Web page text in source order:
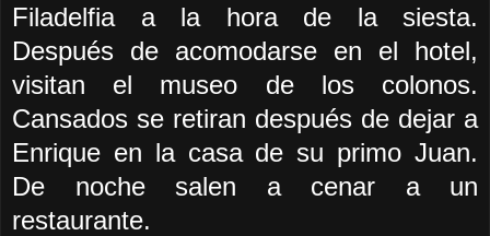
Filadelfia a la hora de la siesta.
Después de acomodarse en el hotel,
visitan el museo de los colonos.
Cansados se retiran después de dejar a
Enrique en la casa de su primo Juan.
De noche salen a cenar a un
restaurante.